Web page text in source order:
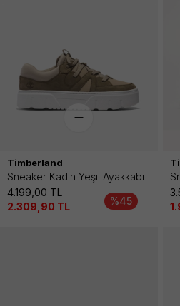
Timberland
Sneaker Kadın Yeşil Ayakkabı
4.199,00TL
2.309,90 TL %45